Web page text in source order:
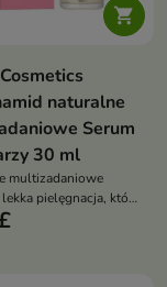

naturalne
Serum
30 ml
multizadaniowe
pielęgnacja, która
redukuje